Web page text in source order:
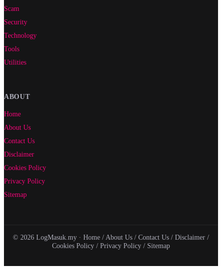
Scam
Security
Technology
Tools
Utilities
ABOUT
Home
About Us
Contact Us
Disclaimer
Cookies Policy
Privacy Policy
Sitemap
© 2026 LogMasuk.my · Home /About Us / Contact Us / Disclaimer /
Cookies Policy / Privacy Policy / Sitemap